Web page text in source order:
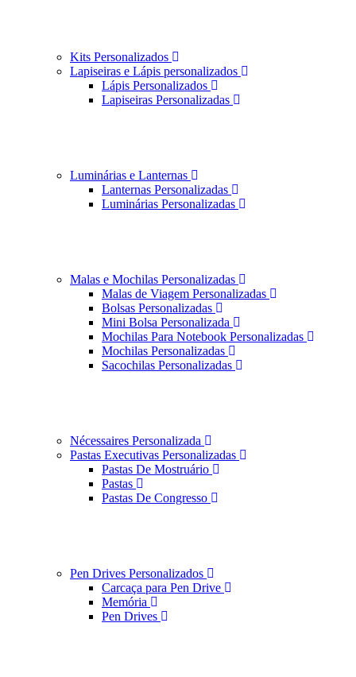
Kits Personalizados
Lapiseiras e Lápis personalizados
Lápis Personalizados
Lapiseiras Personalizadas
Luminárias e Lanternas
Lanternas Personalizadas
Luminárias Personalizadas
Malas e Mochilas Personalizadas
Malas de Viagem Personalizadas
Bolsas Personalizadas
Mini Bolsa Personalizada
Mochilas Para Notebook Personalizadas
Mochilas Personalizadas
Sacochilas Personalizadas
Nécessaires Personalizada
Pastas Executivas Personalizadas
Pastas De Mostruário
Pastas
Pastas De Congresso
Pen Drives Personalizados
Carcaça para Pen Drive
Memória
Pen Drives